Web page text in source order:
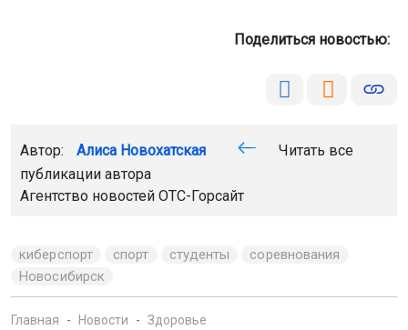
Поделиться новостью:
Автор: Алиса Новохатская
Читать все
публикации автора
Агентство новостей ОТС-Горсайт
киберспорт спорт студенты
соревнования
Новосибирск
Главная Новости Здоровье